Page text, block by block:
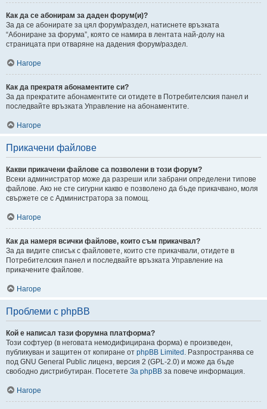
Как да се абонирам за даден форум(и)?
За да се абонирате за цял форум/раздел, натиснете връзката
“Абониране за форума”, която се намира в лентата най-долу на
страницата при отваряне на дадения форум/раздел.
Нагоре
Как да прекратя абонаментите си?
За да прекратите абонаментите си отидете в Потребителския панел и
последвайте връзката Управление на абонаментите.
Нагоре
Прикачени файлове
Какви прикачени файлове са позволени в този форум?
Всеки администратор може да разреши или забрани определени типове
файлове. Ако не сте сигурни какво е позволено да бъде прикачвано, моля
свържете се с Администратора за помощ.
Нагоре
Как да намеря всички файлове, които съм прикачвал?
За да видите списък с файловете, които сте прикачвали, отидете в
Потребителския панел и последвайте връзката Управление на
прикачените файлове.
Нагоре
Проблеми с phpBB
Кой е написал тази форумна платформа?
Този софтуер (в неговата немодифицирана форма) е произведен,
публикуван и защитен от копиране от phpBB Limited . Разпространява се
под GNU General Public лиценз, версия 2 (GPL-2.0) и може да бъде
свободно дистрибутиран. Посетете За phpBB за повече информация.
Нагоре